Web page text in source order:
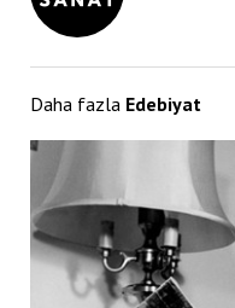
Daha fazla Edebiyat